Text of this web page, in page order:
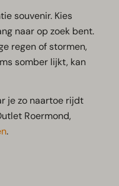
souvenir. Kies
naar op zoek bent.
regen of stormen,
somber lijkt, kan
je zo naartoe rijdt
Roermond,
.